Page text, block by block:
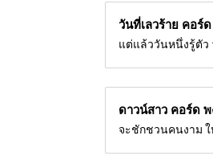
วันที่เลวร้าย คอร์ด
แต่แล้ววันหนึ่งรู้ตัว
ดาวน์สาว คอร์ด พ
จะชักชวนคนงาม ใ